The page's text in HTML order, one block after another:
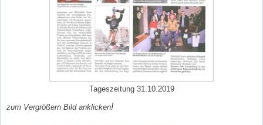
Tageszeitung 31.10.2019
zum Vergrößern Bild anklicken!